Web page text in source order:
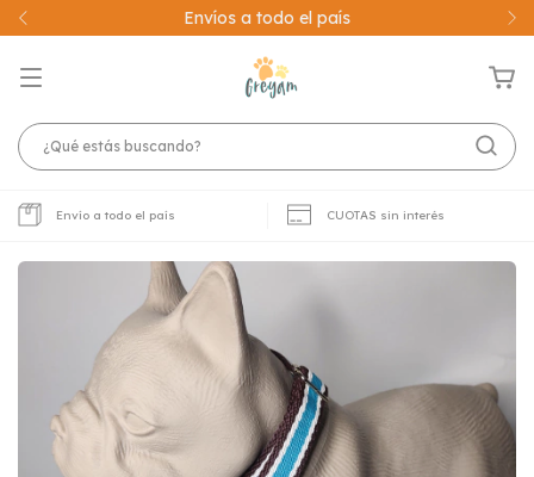
20% OFF!! abonando con Transferencia
Envío a todo el país CUOTAS sin interés